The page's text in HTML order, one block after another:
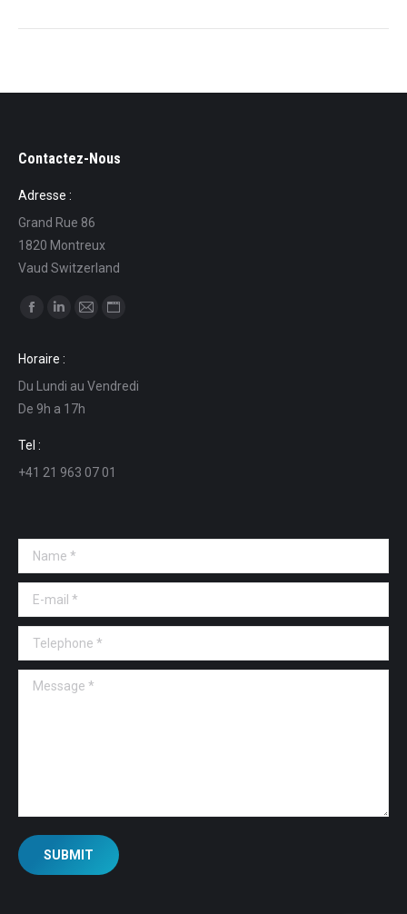
Contactez-Nous
Adresse :
Grand Rue 86
1820 Montreux
Vaud Switzerland
Find us on:
opens
in
new
window
opens
in
new
in
in
Horaire :
Du Lundi au Vendredi
De 9h a 17h
Tel :
+41 21 963 07 01
Name *
E-mail *
Telephone *
Message *
SUBMIT